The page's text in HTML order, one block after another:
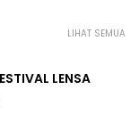
LIHAT SEMUA
LENSA